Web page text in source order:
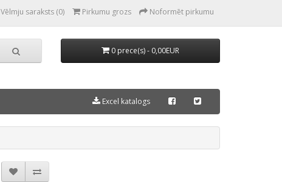
Vēlmju saraksts (0) Pirkumu grozs Noformēt pirkumu
0 prece(s) - 0,00EUR
Excel katalogs